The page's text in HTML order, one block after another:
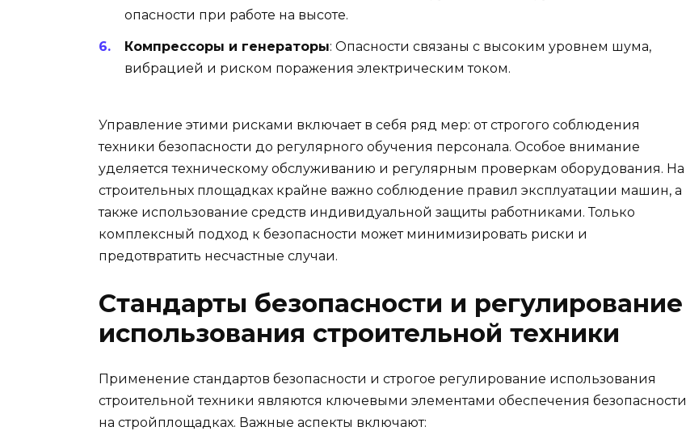
опасности при работе на высоте.
Компрессоры и генераторы: Опасности связаны с высоким уровнем шума,
вибрацией и риском поражения электрическим током.
Управление этими рисками включает в себя ряд мер: от строгого соблюдения
техники безопасности до регулярного обучения персонала. Особое внимание
уделяется техническому обслуживанию и регулярным проверкам оборудования. На
строительных площадках крайне важно соблюдение правил эксплуатации машин, а
также использование средств индивидуальной защиты работниками. Только
комплексный подход к безопасности может минимизировать риски и
предотвратить несчастные случаи.
Стандарты безопасности и регулирование
использования строительной техники
Применение стандартов безопасности и строгое регулирование использования
строительной техники являются ключевыми элементами обеспечения безопасности
на стройплощадках. Важные аспекты включают: